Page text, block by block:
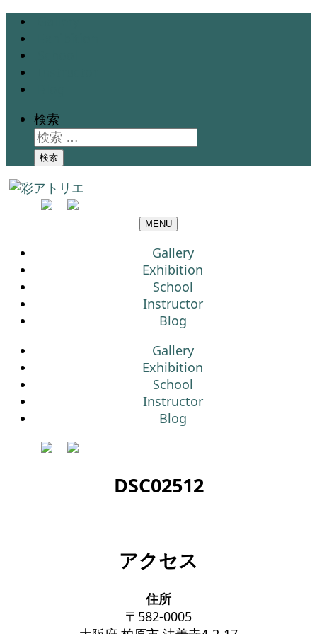
検索
検索
MENU
Gallery
Exhibition
School
Instructor
Blog
Gallery
Exhibition
School
Instructor
Blog
DSC02512
アクセス
住所
〒582-0005